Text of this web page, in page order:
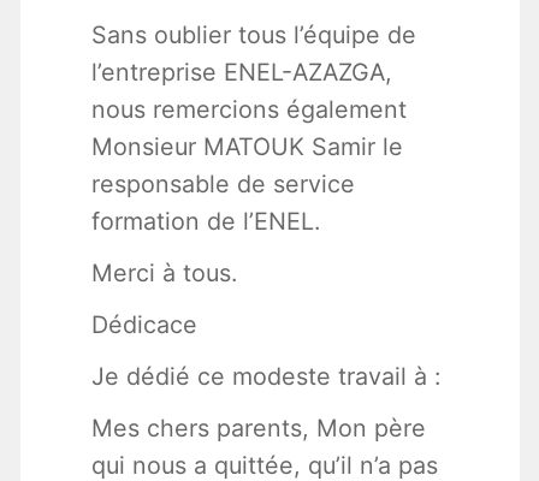
Sans oublier tous l’équipe de
l’entreprise ENEL-AZAZGA,
nous remercions également
Monsieur MATOUK Samir le
responsable de service
formation de l’ENEL.
Merci à tous.
Dédicace
Je dédié ce modeste travail à :
Mes chers parents, Mon père
qui nous a quittée, qu’il n’a pas